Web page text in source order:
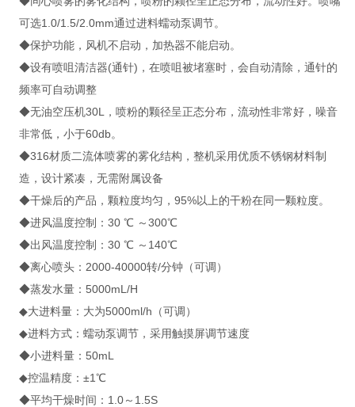
可选1.0/1.5/2.0mm通过进料蠕动泵调节。
◆保护功能，风机不启动，加热器不能启动。
◆设有喷咀清洁器(通针)，在喷咀被堵塞时，会自动清除，通针的
频率可自动调整
◆无油空压机30L，喷粉的颗径呈正态分布，流动性非常好，噪音
非常低，小于60db。
◆316材质二流体喷雾的雾化结构，整机采用优质不锈钢材料制
造，设计紧凑，无需附属设备
◆干燥后的产品，颗粒度均匀，95%以上的干粉在同一颗粒度。
◆进风温度控制：30 ℃ ～300℃
◆出风温度控制：30 ℃ ～140℃
◆离心喷头：2000-40000转/分钟（可调）
◆蒸发水量：5000mL/H
◆大进料量：大为5000ml/h（可调）
◆进料方式：蠕动泵调节，采用触摸屏调节速度
◆小进料量：50mL
◆控温精度：±1℃
◆平均干燥时间：1.0～1.5S